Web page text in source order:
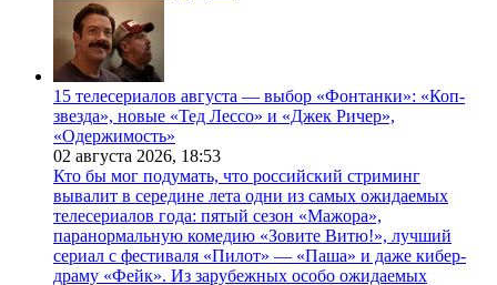
15 телесериалов августа — выбор «Фонтанки»: «Коп-
звезда», новые «Тед Лессо» и «Джек Ричер»,
«Одержимость»
02 августа 2026, 18:53
Кто бы мог подумать, что российский стриминг
вывалит в середине лета одни из самых ожидаемых
телесериалов года: пятый сезон «Мажора»,
паранормальную комедию «Зовите Витю!», лучший
сериал с фестиваля «Пилот» — «Паша» и даже кибер-
драму «Фейк». Из зарубежных особо ожидаемых